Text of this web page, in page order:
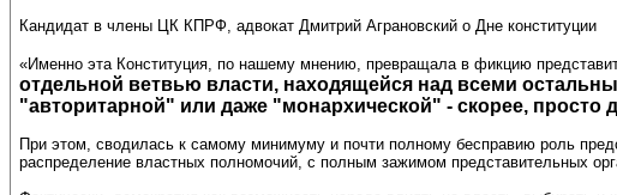
Кандидат в члены ЦК КПРФ, адвокат Дмитрий Аграновский о Дне конституции
«Именно эта Конституция, по нашему мнению, превращала в фикцию
отдельной ветвью власти, находящейся над всеми
"авторитарной" или даже "монархической" - скорее, просто
При этом, сводилась к самому минимуму и почти полному бесправию роль
распределение властных полномочий, с полным зажимом представительных